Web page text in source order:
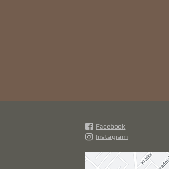
Facebook
Instagram